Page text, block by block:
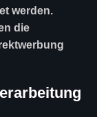
werden.
die